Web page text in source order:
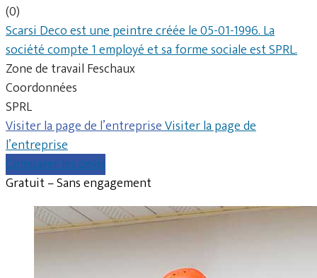
(0)
Scarsi Deco est une peintre créée le 05-01-1996. La
société compte 1 employé et sa forme sociale est SPRL.
Zone de travail Feschaux
Coordonnées
SPRL
Visiter la page de l’entrepriseVisiter la page de
l’entreprise
Comparer les devis
Gratuit – Sans engagement